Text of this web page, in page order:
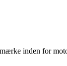
inden for